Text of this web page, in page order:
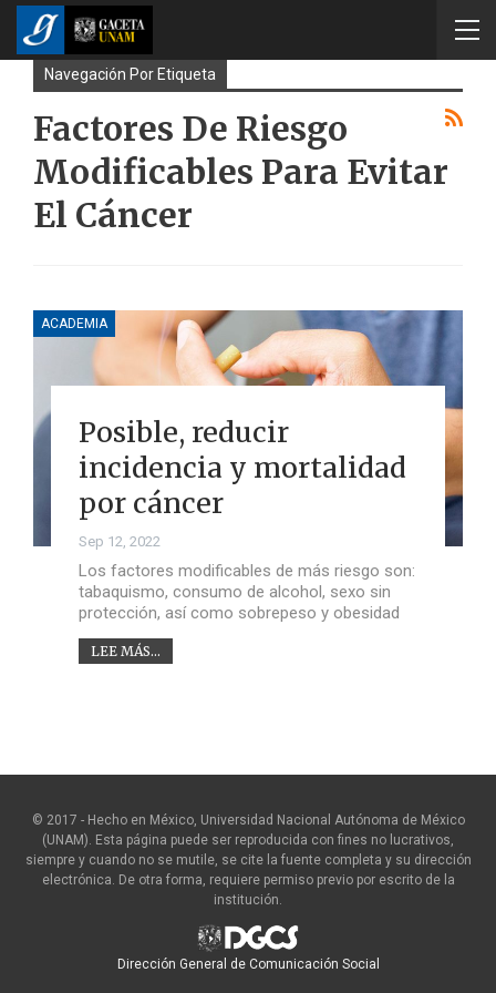
Navegación Por Etiqueta
Factores De Riesgo
Modificables Para Evitar
El Cáncer
ACADEMIA
Posible, reducir
incidencia y mortalidad
por cáncer
Sep 12, 2022
Los factores modificables de más riesgo son:
tabaquismo, consumo de alcohol, sexo sin
protección, así como sobrepeso y obesidad
LEE MÁS...
© 2017 - Hecho en México, Universidad Nacional Autónoma de México
(UNAM). Esta página puede ser reproducida con fines no lucrativos,
siempre y cuando no se mutile, se cite la fuente completa y su dirección
electrónica. De otra forma, requiere permiso previo por escrito de la
institución.
Dirección General de Comunicación Social